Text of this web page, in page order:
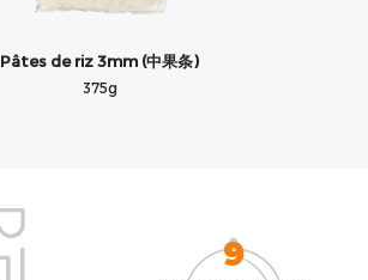
Pâtes de riz 3mm (中果条)
375g
9